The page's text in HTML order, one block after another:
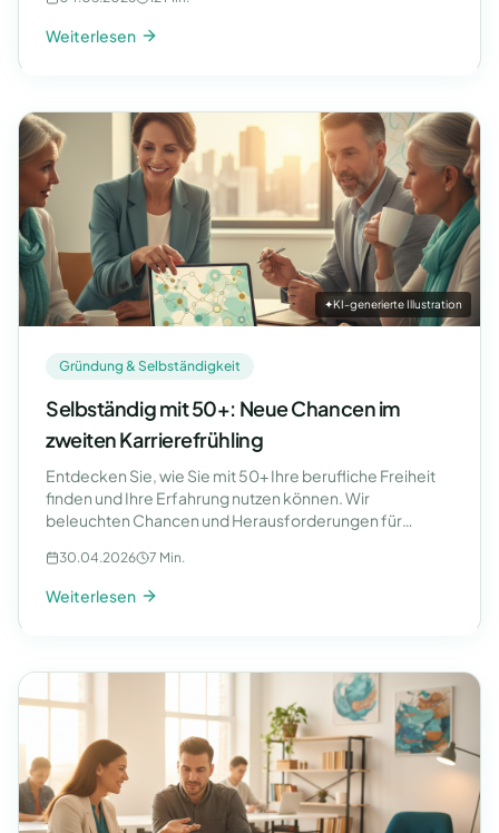
Weiterlesen
✦KI-generierte Illustration
Gründung & Selbständigkeit
Selbständig mit 50+: Neue Chancen im
zweiten Karrierefrühling
Entdecken Sie, wie Sie mit 50+ Ihre berufliche Freiheit
finden und Ihre Erfahrung nutzen können. Wir
beleuchten Chancen und Herausforderungen für
30.04.2026 7 Min.
Weiterlesen